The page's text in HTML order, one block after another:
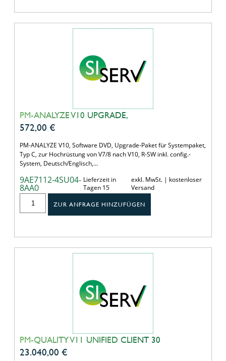
PM-ANALYZE V10 UPGRADE,
572,00 €
PM-ANALYZE V10, Software DVD, Upgrade-Paket für Systempaket,
Typ C, zur Hochrüstung von V7/8 nach V10, R-SW inkl. config.-
System, Deutsch/Englisch,…
9AE7112-4SU04-
8AA0
Lieferzeit in
Tagen 15
exkl. MwSt. | kostenloser
Versand
ZUR ANFRAGE HINZUFÜGEN
PM-QUALITY V11 UNIFIED CLIENT 30
23.040,00 €